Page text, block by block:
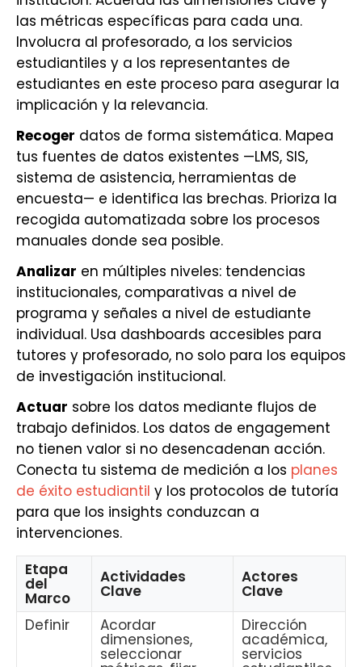
las métricas específicas para cada una.
Involucra al profesorado, a los servicios
estudiantiles y a los representantes de
estudiantes en este proceso para asegurar la
implicación y la relevancia.
Recoger datos de forma sistemática. Mapea
tus fuentes de datos existentes —LMS, SIS,
sistema de asistencia, herramientas de
encuesta— e identifica las brechas. Prioriza la
recogida automatizada sobre los procesos
manuales donde sea posible.
Analizar en múltiples niveles: tendencias
institucionales, comparativas a nivel de
programa y señales a nivel de estudiante
individual. Usa dashboards accesibles para
tutores y profesorado, no solo para los equipos
de investigación institucional.
Actuar sobre los datos mediante flujos de
trabajo definidos. Los datos de engagement
no tienen valor si no desencadenan acción.
Conecta tu sistema de medición a los planes
de éxito estudiantil y los protocolos de tutoría
para que los insights conduzcan a
intervenciones.
Etapa
del
Marco
Actividades
Clave
Actores
Clave
Definir
Acordar
dimensiones,
seleccionar
Dirección
académica,
servicios